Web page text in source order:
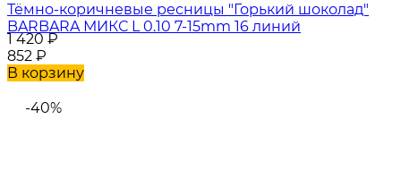
Тёмно-коричневые ресницы "Горький шоколад"
BARBARA МИКС L 0.10 7-15mm 16 линий
1 420₽
852 ₽
В корзину
-40%